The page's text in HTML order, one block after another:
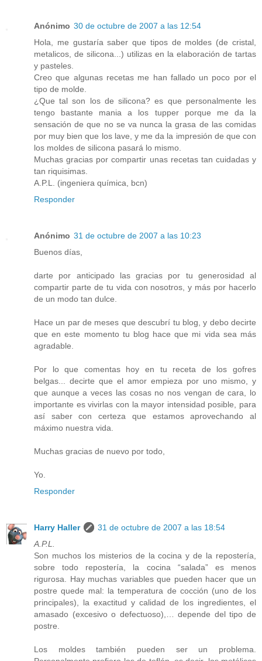
Anónimo 30 de octubre de 2007 a las 12:54
Hola, me gustaría saber que tipos de moldes (de cristal,
metalicos, de silicona...) utilizas en la elaboración de tartas
y pasteles.
Creo que algunas recetas me han fallado un poco por el
tipo de molde.
¿Que tal son los de silicona? es que personalmente les
tengo bastante mania a los tupper porque me da la
sensación de que no se va nunca la grasa de las comidas
por muy bien que los lave, y me da la impresión de que con
los moldes de silicona pasará lo mismo.
Muchas gracias por compartir unas recetas tan cuidadas y
tan riquisimas.
A.P.L. (ingeniera química, bcn)
Responder
Anónimo 31 de octubre de 2007 a las 10:23
Buenos días,
darte por anticipado las gracias por tu generosidad al
compartir parte de tu vida con nosotros, y más por hacerlo
de un modo tan dulce.
Hace un par de meses que descubrí tu blog, y debo decirte
que en este momento tu blog hace que mi vida sea más
agradable.
Por lo que comentas hoy en tu receta de los gofres
belgas... decirte que el amor empieza por uno mismo, y
que aunque a veces las cosas no nos vengan de cara, lo
importante es vivirlas con la mayor intensidad posible, para
así saber con certeza que estamos aprovechando al
máximo nuestra vida.
Muchas gracias de nuevo por todo,
Yo.
Responder
Harry Haller
31 de octubre de 2007 a las 18:54
A.P.L.
Son muchos los misterios de la cocina y de la repostería,
sobre todo repostería, la cocina “salada” es menos
rigurosa. Hay muchas variables que pueden hacer que un
postre quede mal: la temperatura de cocción (uno de los
principales), la exactitud y calidad de los ingredientes, el
amasado (excesivo o defectuoso),… depende del tipo de
postre.
Los moldes también pueden ser un problema.